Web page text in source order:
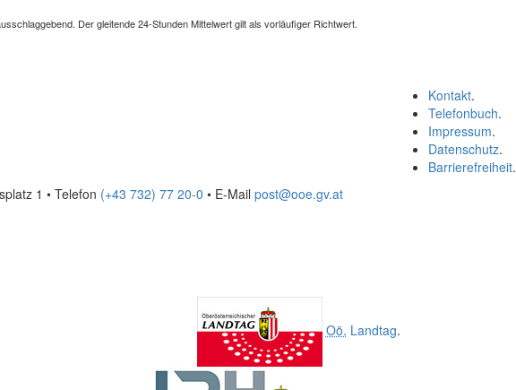
Der gleitende 24-Stunden Mittelwert gilt als vorläufiger Richtwert.
Kontakt.
Telefonbuch.
Impressum.
Datenschutz.
Barrierefreiheit.
1 • Telefon (+43 732) 77 20-0 • E-Mail post@ooe.gv.at
Oö. Landtag.